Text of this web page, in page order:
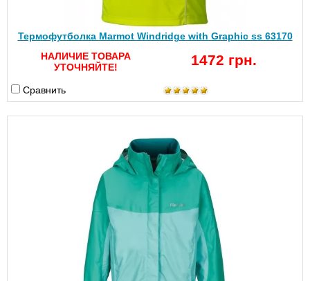
Термофутболка Marmot Windridge with Graphic ss 63170
НАЛИЧИЕ ТОВАРА
УТОЧНЯЙТЕ!
1472 грн.
Сравнить